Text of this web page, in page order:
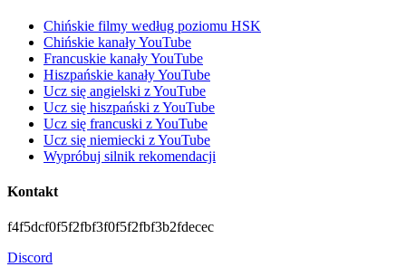
Chińskie filmy według poziomu HSK
Chińskie kanały YouTube
Francuskie kanały YouTube
Hiszpańskie kanały YouTube
Ucz się angielski z YouTube
Ucz się hiszpański z YouTube
Ucz się francuski z YouTube
Ucz się niemiecki z YouTube
Wypróbuj silnik rekomendacji
Kontakt
f4f5dcf0f5f2fbf3f0f5f2fbf3b2fdecec
Discord